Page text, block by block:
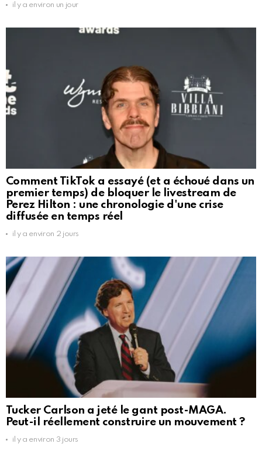
il y a environ un jour
Comment TikTok a essayé (et a échoué dans un
premier temps) de bloquer le livestream de
Perez Hilton : une chronologie d'une crise
diffusée en temps réel
il y a environ 2 jours
Tucker Carlson a jeté le gant post-MAGA.
Peut-il réellement construire un mouvement ?
il y a environ 3 jours